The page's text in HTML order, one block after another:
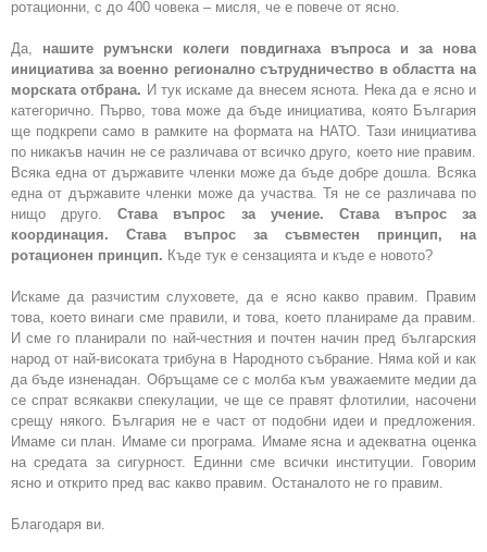
ротационни, с до 400 човека – мисля, че е повече от ясно.
Да, нашите румънски колеги повдигнаха въпроса и за нова
инициатива за военно регионално сътрудничество в областта на
морската отбрана. И тук искаме да внесем яснота. Нека да е ясно и
категорично. Първо, това може да бъде инициатива, която България
ще подкрепи само в рамките на формата на НАТО. Тази инициатива
по никакъв начин не се различава от всичко друго, което ние правим.
Всяка една от държавите членки може да бъде добре дошла. Всяка
една от държавите членки може да участва. Тя не се различава по
нищо друго.Става въпрос за учение. Става въпрос за
координация. Става въпрос за съвместен принцип, на
ротационен принцип. Къде тук е сензацията и къде е новото?
Искаме да разчистим слуховете, да е ясно какво правим. Правим
това, което винаги сме правили, и това, което планираме да правим.
И сме го планирали по най-честния и почтен начин пред българския
народ от най-високата трибуна в Народното събрание. Няма кой и как
да бъде изненадан. Обръщаме се с молба към уважаемите медии да
се спрат всякакви спекулации, че ще се правят флотилии, насочени
срещу някого. България не е част от подобни идеи и предложения.
Имаме си план. Имаме си програма. Имаме ясна и адекватна оценка
на средата за сигурност. Единни сме всички институции. Говорим
ясно и открито пред вас какво правим. Останалото не го правим.
Благодаря ви.